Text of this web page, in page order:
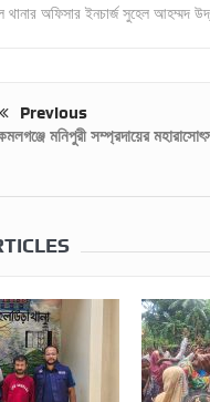
থানার অফিসার ইনচার্জ সুহেল আহম্মদ
Previous
মনিপুরী সম্প্রদায়ের